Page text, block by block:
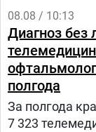
08.08 / 10:13
Диагноз без
полгода
За полгода
7 323